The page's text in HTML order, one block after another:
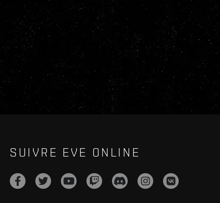
SUIVRE EVE ONLINE